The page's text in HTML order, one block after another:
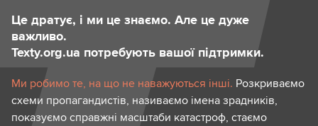
Це дратує, і ми це знаємо. Але це дуже
важливо.
Texty.org.ua потребують вашої підтримки.
Ми робимо те, на що не наважуються інші. Розкриваємо
схеми пропагандистів, називаємо імена зрадників,
показуємо справжні масштаби катастроф, стаємо